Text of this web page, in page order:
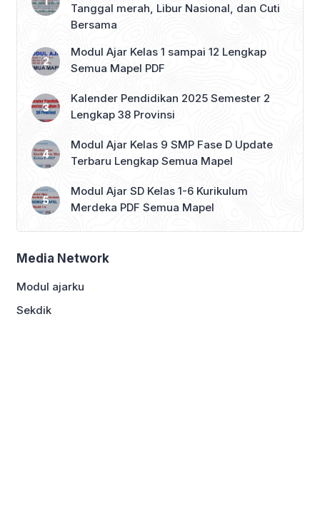
Tanggal merah, Libur Nasional, dan Cuti
Bersama
Modul Ajar Kelas 1 sampai 12 Lengkap
Semua Mapel PDF
Kalender Pendidikan 2025 Semester 2
Lengkap 38 Provinsi
Modul Ajar Kelas 9 SMP Fase D Update
Terbaru Lengkap Semua Mapel
Modul Ajar SD Kelas 1-6 Kurikulum
Merdeka PDF Semua Mapel
Media Network
Modul ajarku
Sekdik